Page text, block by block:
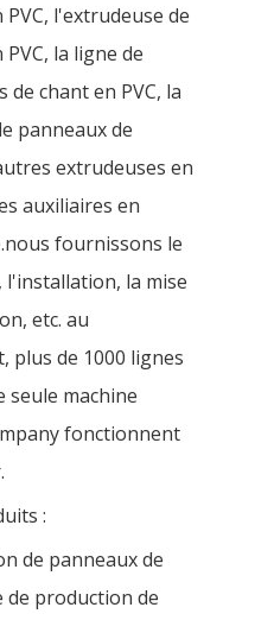
l'extrudeuse de
la ligne de
chant en PVC, la
panneaux de
extrudeuses en
auxiliaires en
fournissons le
la mise
etc. au
plus de 1000 lignes
seule machine
fonctionnent
:
de panneaux de
de production de